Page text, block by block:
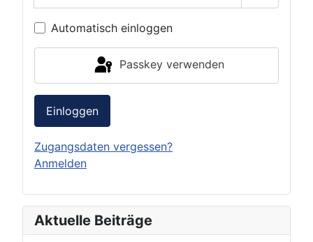
Passwort
Automatisch einloggen
Passkey verwenden
Einloggen
Zugangsdaten vergessen?
Anmelden
Aktuelle Beiträge